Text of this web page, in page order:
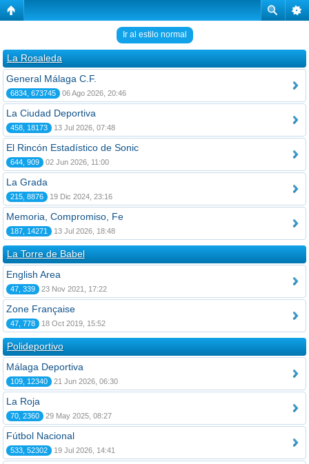
Ir al estilo normal
La Rosaleda
General Málaga C.F.
6834, 673745 06 Ago 2026, 20:46
La Ciudad Deportiva
458, 18173 13 Jul 2026, 07:48
El Rincón Estadístico de Sonic
644, 909 02 Jun 2026, 11:00
La Grada
215, 8876 19 Dic 2024, 23:16
Memoria, Compromiso, Fe
187, 14271 13 Jul 2026, 18:48
La Torre de Babel
English Area
47, 339 23 Nov 2021, 17:22
Zone Française
47, 778 18 Oct 2019, 15:52
Polideportivo
Málaga Deportiva
109, 12340 21 Jun 2026, 06:30
La Roja
70, 2360 29 May 2025, 08:27
Fútbol Nacional
533, 52302 19 Jul 2026, 14:41